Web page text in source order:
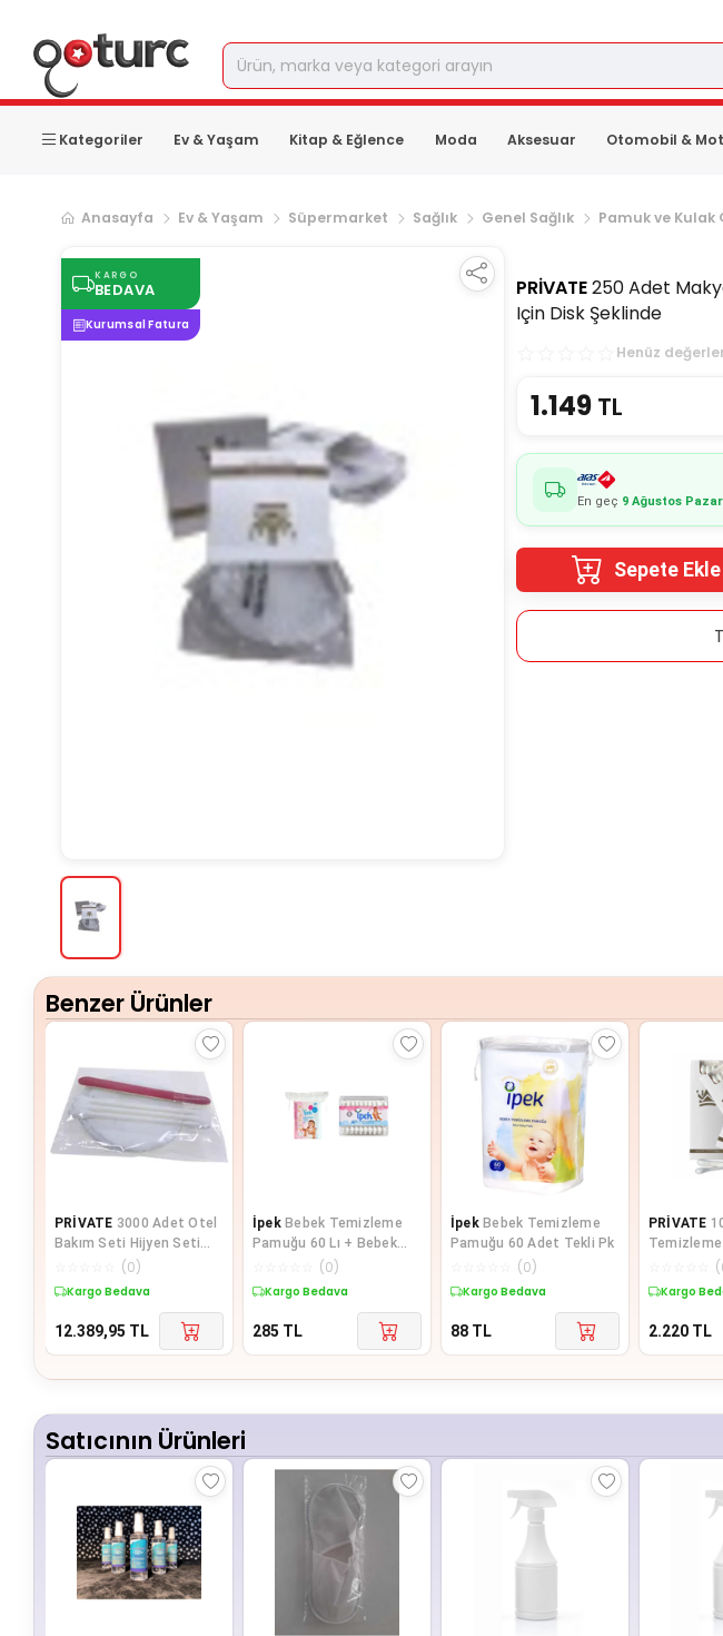
Kategoriler Ev & Yaşam Kitap & Eğlence Moda Aksesuar Otomobil &
Anasayfa Ev & Yaşam Süpermarket Sağlık Genel Sağlık Pamuk ve Kulak
KARGO
BEDAVA
Kurumsal Fatura
PRİVATE250 Adet
Için Disk Şeklinde
Henüz
1.149TL
En geç 9 Ağustos Pazar
Sepete Ekle
Benzer Ürünler
PRİVATE 3000 Adet Otel
Bakım Seti Hijyen Seti
Poşetli Makyaj Pamuğu 2
li
(0)
Kargo Bedava
12.389,95 TL
İpek Bebek Temizleme
Pamuğu 60 Lı + Bebek
Kulak Çöp 60 Lı
(0)
Kargo Bedava
285 TL
İpek Bebek Temizleme
Pamuğu 60 Adet Tekli Pk
(0)
Kargo Bedava
88 TL
PRİVATE
Buklet İçin
Temizleme
Kutulu 3
(
Kargo
2.220 TL
Satıcının Ürünleri